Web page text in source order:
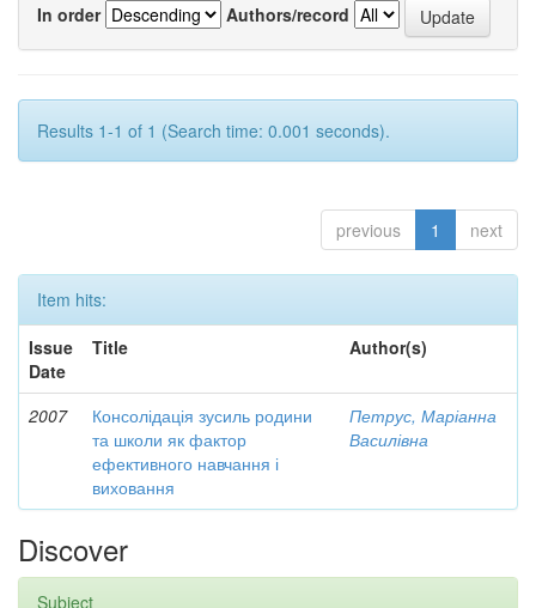
In order
Authors/record
Results 1-1 of 1 (Search time: 0.001 seconds).
previous 1 next
Item hits:
Issue
Date
Title Author(s)
2007
Консолідація зусиль родини
та школи як фактор
ефективного навчання і
виховання
Петрус, Маріанна
Василівна
Discover
Subject